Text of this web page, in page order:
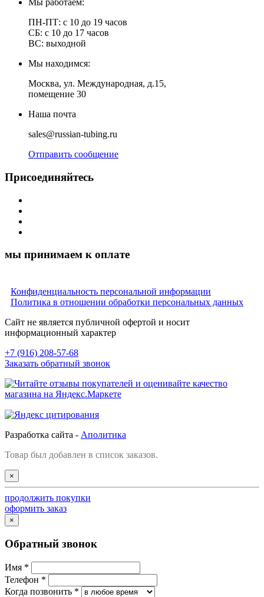
Мы работаем:
ПН-ПТ: с 10 до 19 часов
СБ: с 10 до 17 часов
ВС: выходной
Мы находимся:
Москва, ул. Международная, д.15,
помещение 30
Наша почта
sales@russian-tubing.ru
Отправить сообщение
Присоединяйтесь
мы принимаем к оплате
Конфиденциальность персональной информации
Политика в отношении обработки персональных данных
Сайт не является публичной офертой и носит
информационный характер
+7 (916) 208-57-68
Заказать обратный звонок
Разработка сайта - Аполитика
Товар был добавлен в список заказов.
×
продолжить покупки
оформить заказ
×
Обратный звонок
Имя *
Телефон *
Когда позвонить *